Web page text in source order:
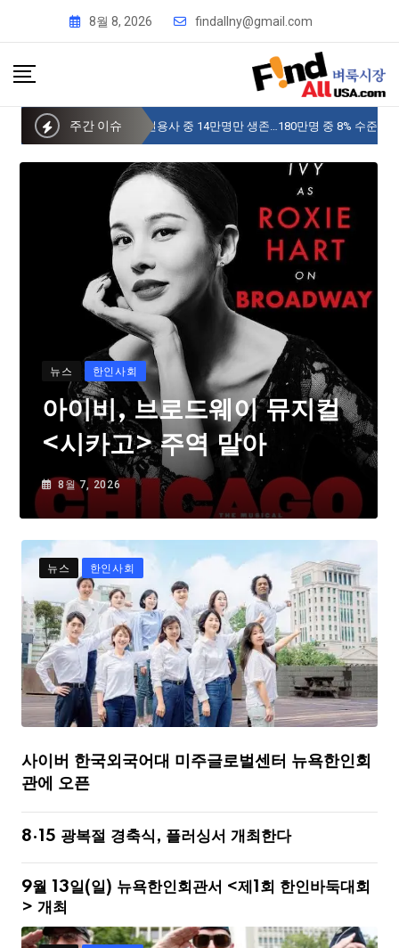
8월 8, 2026 findallny@gmail.com
주간 이슈 사이버 한국외국어대 미주글로벌센터 뉴욕
뉴스 한인사회
아이비, 브로드웨이 뮤지컬
<시카고> 주역 맡아
8월 7, 2026
뉴스 한인사회
사이버 한국외국어대 미주글로벌센터 뉴욕한인회
관에 오픈
8·15 광복절 경축식, 플러싱서 개최한다
9월 13일(일) 뉴욕한인회관서 <제1회 한인바둑대회
> 개최